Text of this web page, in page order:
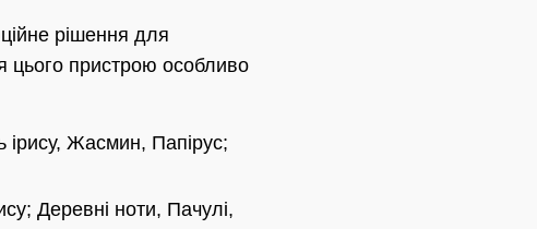
рішення для
цього пристрою особливо
Жасмин, Папірус;
Деревні ноти, Пачулі,